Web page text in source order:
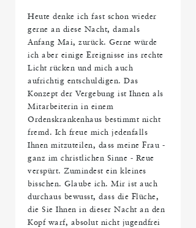
Heute denke ich fast schon wieder
gerne an diese Nacht, damals
Anfang Mai, zurück. Gerne würde
ich aber einige Ereignisse ins rechte
Licht rücken und mich auch
aufrichtig entschuldigen. Das
Konzept der Vergebung ist Ihnen als
Mitarbeiterin in einem
Ordenskrankenhaus bestimmt nicht
fremd. Ich freue mich jedenfalls
Ihnen mitzuteilen, dass meine Frau -
ganz im christlichen Sinne - Reue
verspürt. Zumindest ein kleines
bisschen. Glaube ich. Mir ist auch
durchaus bewusst, dass die Flüche,
die Sie Ihnen in dieser Nacht an den
Kopf warf, absolut nicht jugendfrei